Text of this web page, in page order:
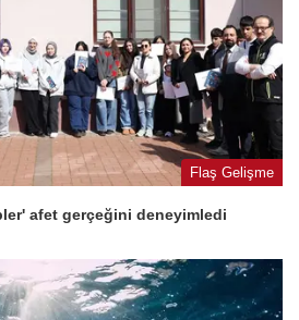
Flaş Gelişme
afet gerçeğini deneyimledi